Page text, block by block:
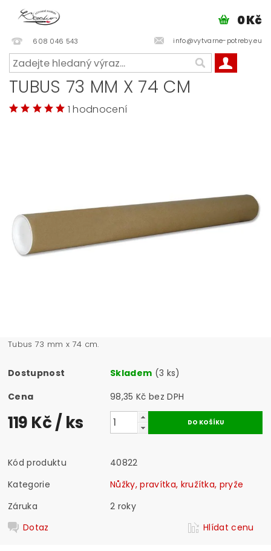
608 046 543 info@vytvarne-potreby.eu
0 Kč
TUBUS 73 MM X 74 CM
1 hodnocení
Tubus 73 mm x 74 cm.
Dostupnost Skladem (3 ks)
Cena
98,35 Kč bez DPH
119 Kč/ ks
Kód produktu
40822
Kategorie
Nůžky, pravítka, kružítka, pryže
Záruka
2 roky
Dotaz
Hlídat cenu